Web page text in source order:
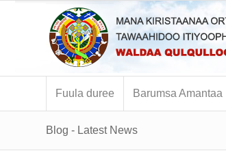
Fuula duree Barumsa Amantaa
Blog - Latest News